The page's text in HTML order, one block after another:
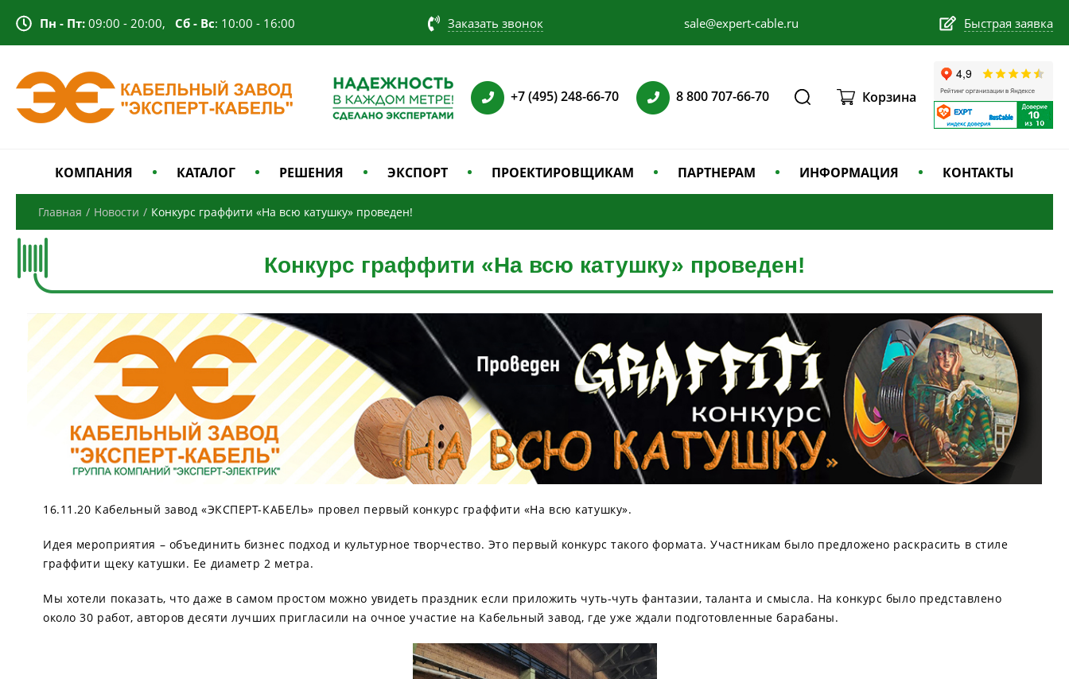
Пн - Пт: 09:00 - 20:00, Сб - Вс: 10:00 - 16:00 Заказать звонок sale@expert-cable.ru Быстрая заявка
+7 (495) 248-66-70 8 800 707-66-70 Корзина
КОМПАНИЯ КАТАЛОГ РЕШЕНИЯ ЭКСПОРТ ПРОЕКТИРОВЩИКАМ ПАРТНЕРАМ ИНФОРМАЦИЯ КОНТАКТЫ
Главная / Новости / Конкурс граффити «На всю катушку» проведен!
Конкурс граффити «На всю катушку» проведен!
16.11.20 Кабельный завод «ЭКСПЕРТ-КАБЕЛЬ» провел первый конкурс граффити «На всю катушку».
Идея мероприятия – объединить бизнес подход и культурное творчество. Это первый конкурс такого формата. Участникам было предложено раскрасить в стиле
граффити щеку катушки. Ее диаметр 2 метра.
Мы хотели показать, что даже в самом простом можно увидеть праздник если приложить чуть-чуть фантазии, таланта и смысла. На конкурс было представлено
около 30 работ, авторов десяти лучших пригласили на очное участие на Кабельный завод, где уже ждали подготовленные барабаны.